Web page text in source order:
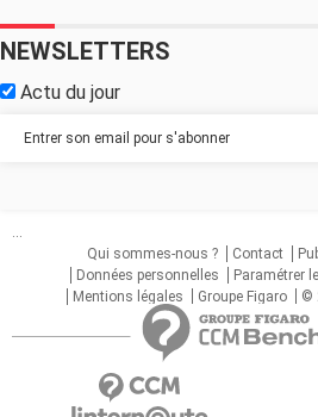
NEWSLETTERS
Actu du jour
...
Qui sommes-nous ?
Contact
Données personnelles
Paramétrer
Mentions légales
Groupe Figaro ©